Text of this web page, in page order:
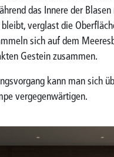
das Innere der
verglast die
sich auf dem
Gestein zusammen.
kann man sich
vergegenwärtigen.